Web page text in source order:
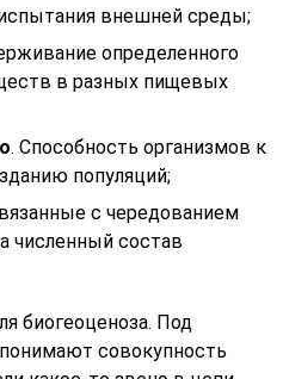
внешней среды;
определенного
в разных пищевых
. Способность организмов к
популяций;
с чередованием
численный состав
биогеоценоза. Под
совокупность